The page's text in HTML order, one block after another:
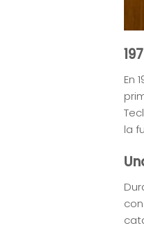
En
la